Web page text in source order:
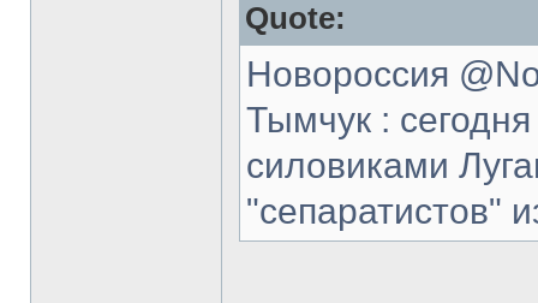
Quote:
Новороссия
Тымчук :
силовиками
"сепаратистов"